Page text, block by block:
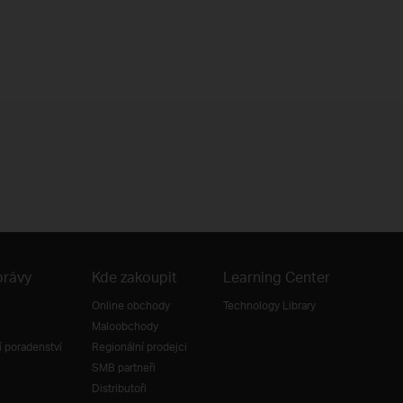
poradenství
Kde zakoupit
Online obchody
Maloobchody
Regionální prodejci
SMB partneři
Distributoři
Learning Center
Technology Library